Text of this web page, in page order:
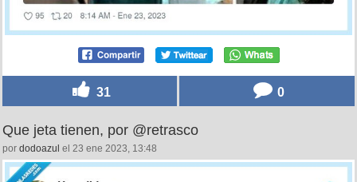
31 0
Que jeta tienen, por @retrasco
por dodoazul el 23 ene 2023, 13:48